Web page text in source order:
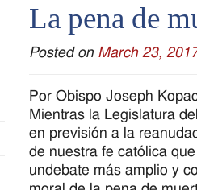
La pena de
Posted on March 23,
Por Obispo Joseph
Mientras la Legislatura
en previsión a la
de nuestra fe católica
undebate más amplio y